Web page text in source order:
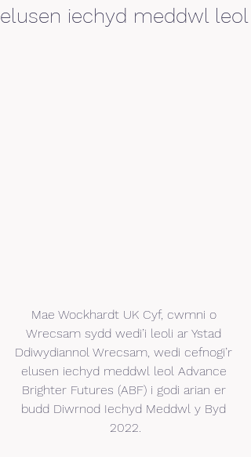
elusen iechyd meddwl leol
Mae Wockhardt UK Cyf, cwmni o
Wrecsam sydd wedi’i leoli ar Ystad
Ddiwydiannol Wrecsam, wedi cefnogi’r
elusen iechyd meddwl leol Advance
Brighter Futures (ABF) i godi arian er
budd Diwrnod Iechyd Meddwl y Byd
2022.